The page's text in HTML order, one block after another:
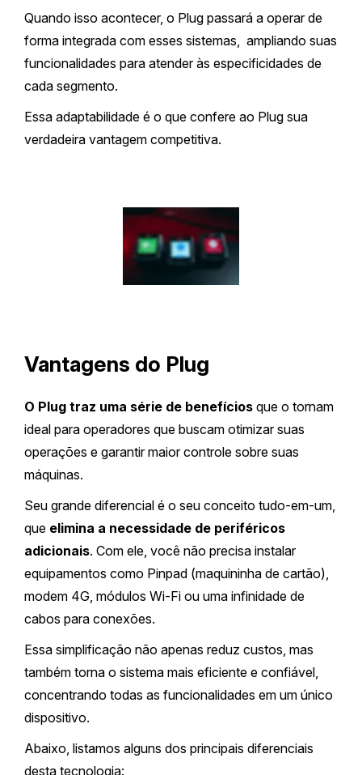
Quando isso acontecer, o Plug passará a operar de
forma integrada com esses sistemas, ampliando suas
funcionalidades para atender às especificidades de
cada segmento.
Essa adaptabilidade é o que confere ao Plug sua
verdadeira vantagem competitiva.
Vantagens do Plug
O Plug traz uma série de benefícios que o tornam
ideal para operadores que buscam otimizar suas
operações e garantir maior controle sobre suas
máquinas.
Seu grande diferencial é o seu conceito tudo-em-um,
que elimina a necessidade de periféricos
adicionais. Com ele, você não precisa instalar
equipamentos como Pinpad (maquininha de cartão),
modem 4G, módulos Wi-Fi ou uma infinidade de
cabos para conexões.
Essa simplificação não apenas reduz custos, mas
também torna o sistema mais eficiente e confiável,
concentrando todas as funcionalidades em um único
dispositivo.
Abaixo, listamos alguns dos principais diferenciais
desta tecnologia: